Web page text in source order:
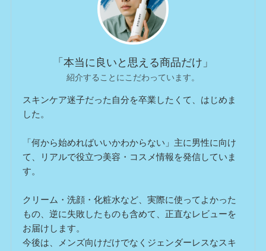
「本当に良いと思える商品だけ」
紹介することにこだわっています。
スキンケア迷子だった自分を卒業したくて、はじめま
した。
「何から始めればいいかわからない」主に男性に向け
て、リアルで役立つ美容・コスメ情報を発信していま
す。
クリーム・洗顔・化粧水など、実際に使ってよかった
もの、逆に失敗したものも含めて、正直なレビューを
お届けします。
今後は、メンズ向けだけでなくジェンダーレスなスキ